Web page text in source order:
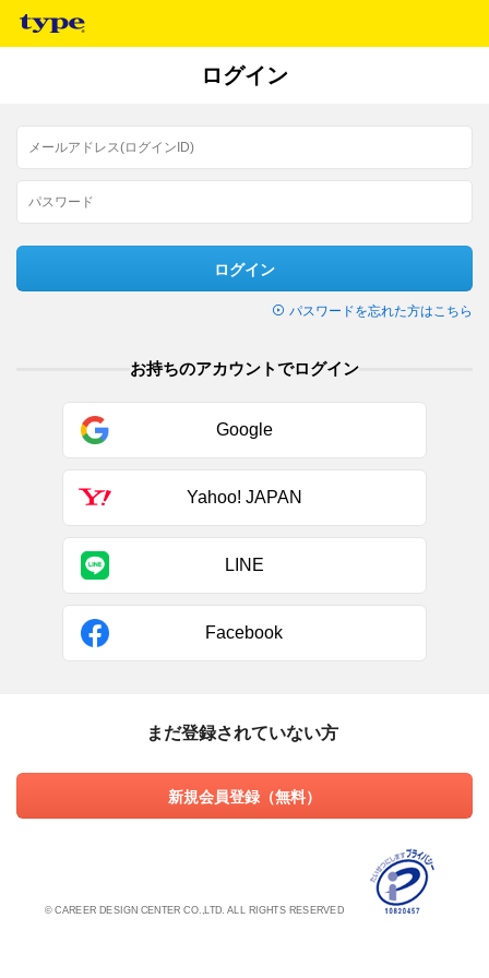
ログイン
ログイン
パスワードを忘れた方はこちら
お持ちのアカウントでログイン
Google
Yahoo! JAPAN
LINE
Facebook
まだ登録されていない方
新規会員登録（無料）
© CAREER DESIGN CENTER CO.,LTD. ALL RIGHTS RESERVED